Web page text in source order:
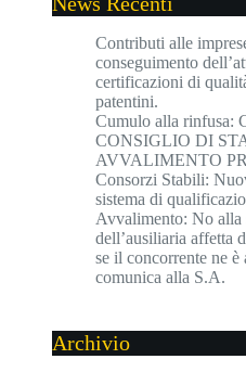
Contributi alle
conseguimento
certificazioni di
patentini.
Cumulo alla rinfusa:
CONSIGLIO DI
AVVALIMENTO
Consorzi Stabili:
sistema di
Avvalimento: No alla
dell’ausiliaria affetta
se il concorrente ne è
comunica alla S.A.
Archivio